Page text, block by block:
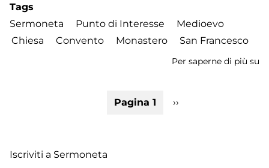
Tags
Sermoneta
Punto di Interesse
Medioevo
Chiesa
Convento Monastero San Francesco
Per saperne di più su
Pagina 1
Pagina
››
Iscriviti a Sermoneta